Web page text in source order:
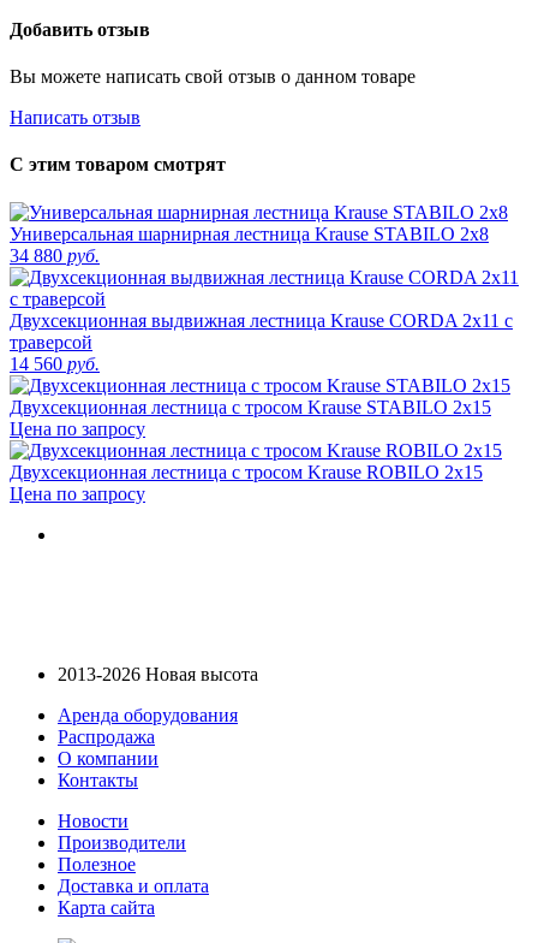
Добавить отзыв
Вы можете написать свой отзыв о данном товаре
Написать отзыв
С этим товаром смотрят
Универсальная шарнирная лестница Krause STABILO 2х8
34 880 руб.
Двухсекционная выдвижная лестница Krause CORDA 2х11 с
траверсой
14 560 руб.
Двухсекционная лестница с тросом Krause STABILO 2х15
Цена по запросу
Двухсекционная лестница с тросом Krause ROBILO 2х15
Цена по запросу
2013-2026 Новая высота
Аренда оборудования
Распродажа
О компании
Контакты
Новости
Производители
Полезное
Доставка и оплата
Карта сайта